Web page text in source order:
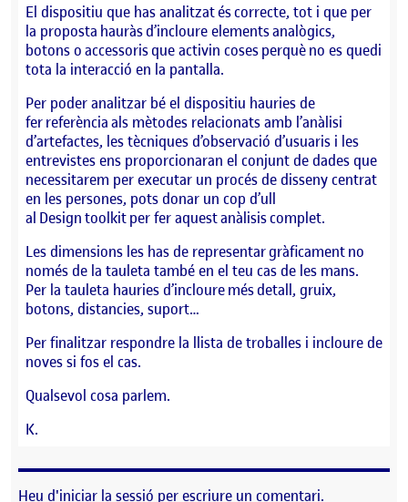
El dispositiu que has analitzat és correcte, tot i que per
la proposta hauràs d’incloure elements analògics,
botons o accessoris que activin coses perquè no es quedi
tota la interacció en la pantalla.
Per poder analitzar bé el dispositiu hauries de
fer referència als mètodes relacionats amb l’anàlisi
d’artefactes, les tècniques d’observació d’usuaris i les
entrevistes ens proporcionaran el conjunt de dades que
necessitarem per executar un procés de disseny centrat
en les persones, pots donar un cop d’ull
al Design toolkit per fer aquest anàlisis complet.
Les dimensions les has de representar gràficament no
només de la tauleta també en el teu cas de les mans.
Per la tauleta hauries d’incloure més detall, gruix,
botons, distancies, suport…
Per finalitzar respondre la llista de troballes i incloure de
noves si fos el cas.
Qualsevol cosa parlem.
K.
Heu d'iniciar la sessió per escriure un comentari.